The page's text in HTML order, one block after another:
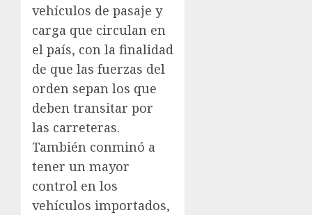
vehículos de pasaje y
carga que circulan en
el país, con la finalidad
de que las fuerzas del
orden sepan los que
deben transitar por
las carreteras.
También conminó a
tener un mayor
control en los
vehículos importados,